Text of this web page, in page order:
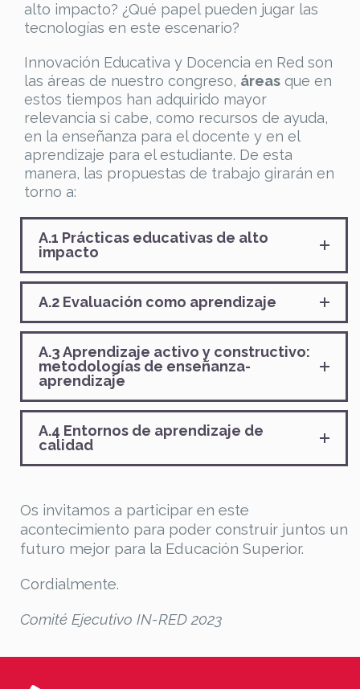
alto impacto? ¿Qué papel pueden jugar las
tecnologías en este escenario?
Innovación Educativa y Docencia en Red son
las áreas de nuestro congreso, áreas que en
estos tiempos han adquirido mayor
relevancia si cabe, como recursos de ayuda,
en la enseñanza para el docente y en el
aprendizaje para el estudiante. De esta
manera, las propuestas de trabajo girarán en
torno a:
A.1 Prácticas educativas de alto
impacto
A.2 Evaluación como aprendizaje
A.3 Aprendizaje activo y constructivo:
metodologías de enseñanza-
aprendizaje
A.4 Entornos de aprendizaje de
calidad
Os invitamos a participar en este
acontecimiento para poder construir juntos un
futuro mejor para la Educación Superior.
Cordialmente.
Comité Ejecutivo IN-RED 2023